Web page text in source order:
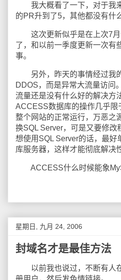
我大概看了一下，对于我
的PR升到了5，其他都没有什
这次更新似乎是在上次7月
了，和以前一季度更新一次有
事。
另外，昨天的事情经过我
DDOS，而是异常大流量访问
流量还是没有什么好的解决方
ACCESS数据库的操作几乎限
整个网站的正常运行，万恶之
换SQL Server，可是又要修改
想使用SQL Server的话，最好
库服务器，这样才能彻底解决
ACCESS什么时候能象
星期日, 九月 24, 2006
封域名才是最佳方法
以前我也说过，不断有人